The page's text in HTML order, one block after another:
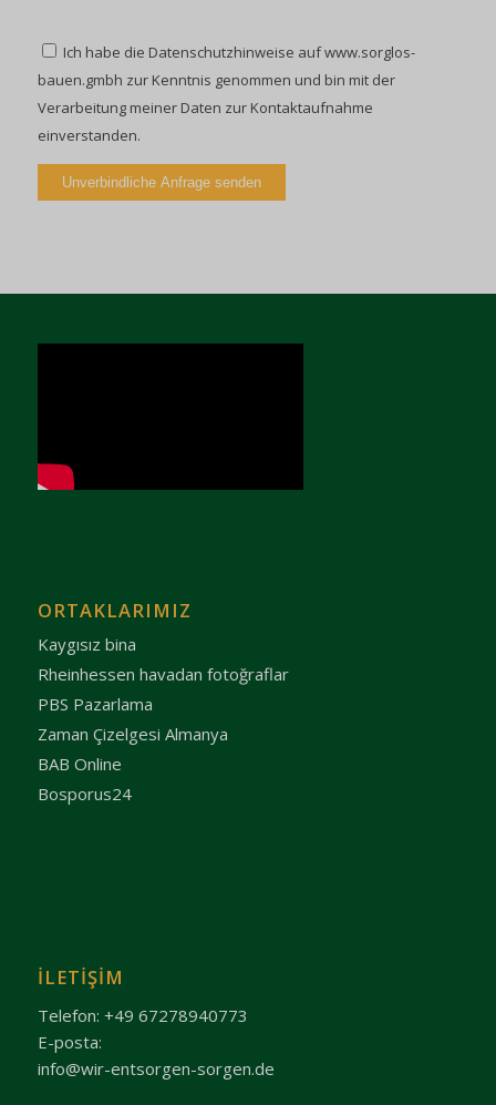
Ich habe die Datenschutzhinweise auf www.sorglos-
bauen.gmbh zur Kenntnis genommen und bin mit der
Verarbeitung meiner Daten zur Kontaktaufnahme
einverstanden.
ORTAKLARIMIZ
Kaygısız bina
Rheinhessen havadan fotoğraflar
PBS Pazarlama
Zaman Çizelgesi Almanya
BAB Online
Bosporus24
İLETIŞIM
Telefon: +49 67278940773
E-posta:
info@wir-entsorgen-sorgen.de